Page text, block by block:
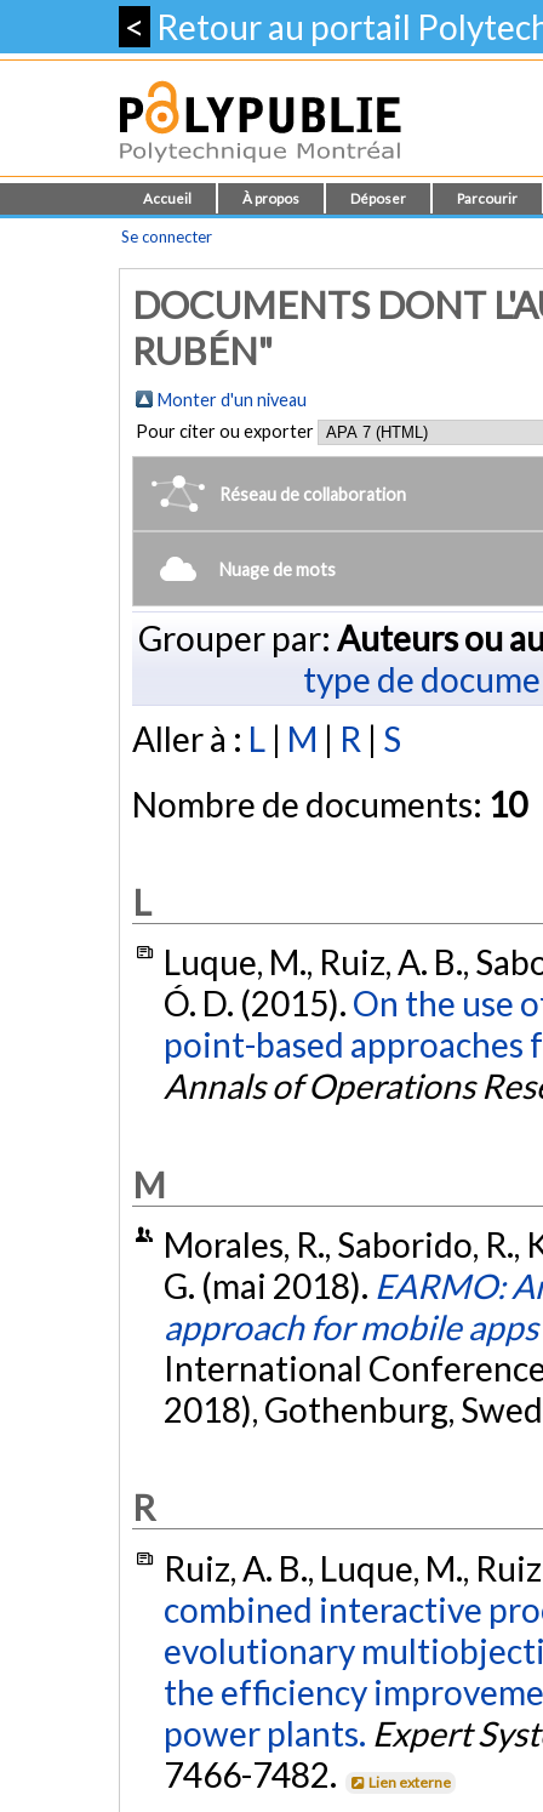
< Retour au portail
Accueil À propos Déposer Parcourir
Se connecter
DOCUMENTS DONT
RUBÉN"
Monter d'un niveau
Pour citer ou exporter
Réseau de collaboration
Nuage de mots
Grouper par: Auteurs ou
type de
Aller à : L | M | R | S
Nombre de documents: 10
L
Luque, M., Ruiz, A. B.,
Ó. D. (2015). On the use
point-based
Annals of Operations
M
Morales, R., Saborido, R.,
G. (mai 2018). EARMO:
approach for mobile apps
International
2018), Gothenburg,
R
Ruiz, A. B., Luque, M.,
combined interactive
evolutionary
the efficiency
power plants. Expert
7466-7482.
Lien externe